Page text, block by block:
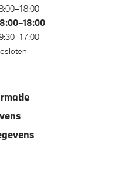
met stuurschakeling